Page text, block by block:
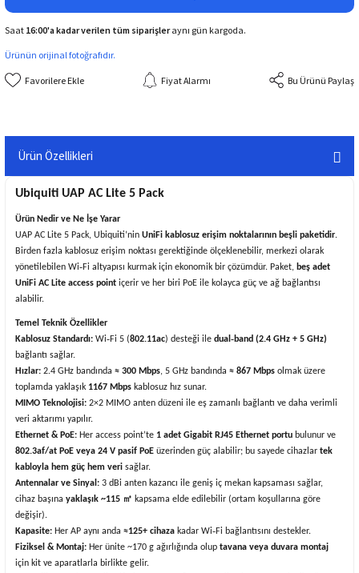
Saat 16:00'a kadar verilen tüm siparişleraynı gün kargoda.
Ürünün orijinal fotoğrafıdır.
Fiyat Alarmı Bu Ürünü Paylaş
Ürün Özellikleri
Ubiquiti UAP AC Lite 5 Pack
Ürün Nedir ve Ne İşe Yarar
UAP AC Lite 5 Pack, Ubiquiti’nin UniFi kablosuz erişim noktalarının beşli paketidir.
Birden fazla kablosuz erişim noktası gerektiğinde ölçeklenebilir, merkezi olarak
yönetilebilen Wi‑Fi altyapısı kurmak için ekonomik bir çözümdür. Paket, beş adet
UniFi AC Lite access point içerir ve her biri PoE ile kolayca güç ve ağ bağlantısı
alabilir.
Temel Teknik Özellikler
Kablosuz Standardı: Wi‑Fi 5 (802.11ac) desteği ile dual‑band (2.4 GHz + 5 GHz)
bağlantı sağlar.
Hızlar: 2.4 GHz bandında ≈ 300 Mbps, 5 GHz bandında ≈ 867 Mbps olmak üzere
toplamda yaklaşık 1167 Mbps kablosuz hız sunar.
MIMO Teknolojisi: 2×2 MIMO anten düzeni ile eş zamanlı bağlantı ve daha verimli
veri aktarımı yapılır.
Ethernet & PoE: Her access point’te 1 adet Gigabit RJ45 Ethernet portu bulunur ve
802.3af/at PoE veya 24 V pasif PoE üzerinden güç alabilir; bu sayede cihazlar tek
kabloyla hem güç hem veri sağlar.
Antennalar ve Sinyal: 3 dBi anten kazancı ile geniş iç mekan kapsaması sağlar,
cihaz başına yaklaşık ~115 ㎡ kapsama elde edilebilir (ortam koşullarına göre
değişir).
Kapasite: Her AP aynı anda ≈125+ cihaza kadar Wi‑Fi bağlantısını destekler.
Fiziksel & Montaj: Her ünite ~170 g ağırlığında olup tavana veya duvara montaj
için kit ve aparatlarla birlikte gelir.